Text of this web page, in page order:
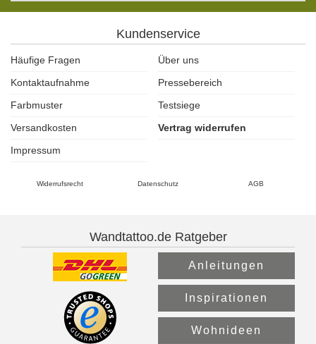
Kundenservice
Häufige Fragen
Über uns
Kontaktaufnahme
Pressebereich
Farbmuster
Testsiege
Versandkosten
Vertrag widerrufen
Impressum
Widerrufsrecht Datenschutz AGB
Wandtattoo.de Ratgeber
Anleitungen
Inspirationen
Wohnideen